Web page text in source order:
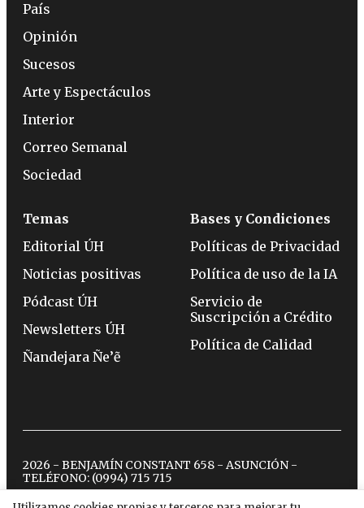
País
Opinión
Sucesos
Arte y Espectáculos
Interior
Correo Semanal
Sociedad
Temas
Editorial ÚH
Noticias positivas
Pódcast ÚH
Newsletters ÚH
Ñandejara Ñe’ẽ
Bases y Condiciones
Políticas de Privacidad
Política de uso de la IA
Servicio de
Suscripción a Crédito
Política de Calidad
2026 - BENJAMÍN CONSTANT 658 - ASUNCIÓN -
TELÉFONO: (0994) 715 715